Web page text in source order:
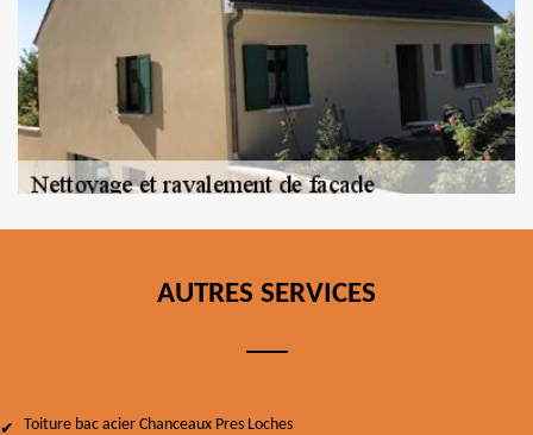
AUTRES SERVICES
Toiture bac acier Chanceaux Pres Loches